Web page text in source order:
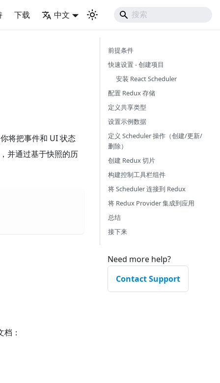
下载 中文
将把事件和 UI 状态
并通过基于快照的历
：
前提条件
快速设置 - 创建项目
安装 React Scheduler
配置 Redux 存储
定义共享类型
设置示例数据
定义 Scheduler 操作（创建/更新/
删除）
创建 Redux 切片
构建控制工具栏组件
将 Scheduler 连接到 Redux
将 Redux Provider 集成到应用
总结
接下来
Need more help?
Contact Support